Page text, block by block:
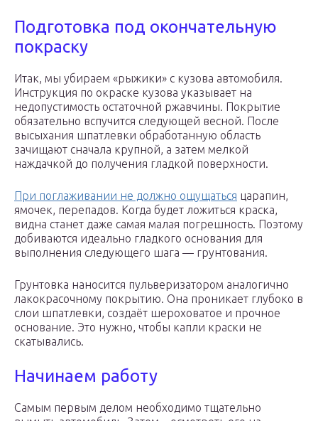
Подготовка под окончательную
покраску
Итак, мы убираем «рыжики» с кузова автомобиля.
Инструкция по окраске кузова указывает на
недопустимость остаточной ржавчины. Покрытие
обязательно вспучится следующей весной. После
высыхания шпатлевки обработанную область
зачищают сначала крупной, а затем мелкой
наждачкой до получения гладкой поверхности.
При поглаживании не должно ощущаться царапин,
ямочек, перепадов. Когда будет ложиться краска,
видна станет даже самая малая погрешность. Поэтому
добиваются идеально гладкого основания для
выполнения следующего шага — грунтования.
Грунтовка наносится пульверизатором аналогично
лакокрасочному покрытию. Она проникает глубоко в
слои шпатлевки, создаёт шероховатое и прочное
основание. Это нужно, чтобы капли краски не
скатывались.
Начинаем работу
Самым первым делом необходимо тщательно